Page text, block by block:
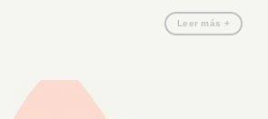
Leer más +